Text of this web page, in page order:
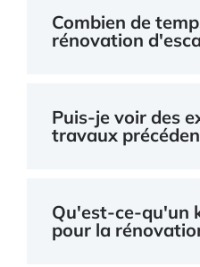
Combien de
rénovation
Puis-je voir des
travaux
Qu'est-ce-qu'un
pour la